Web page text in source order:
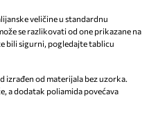
veličine u standardnu
se razlikovati od one prikazane na
bili sigurni, pogledajte tablicu
izrađen od materijala bez uzorka.
a dodatak poliamida povećava